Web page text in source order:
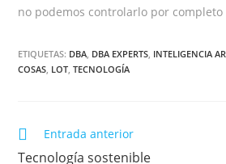
no podemos controlarlo por completo
ETIQUETAS: DBA DBA EXPERTS INTELIGENCIA
COSAS LOT ,TECNOLOGÍA
Entrada anterior
Tecnología sostenible